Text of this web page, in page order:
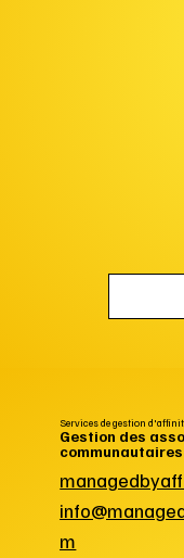
Services de gestion
Gestion des
communautaires
m